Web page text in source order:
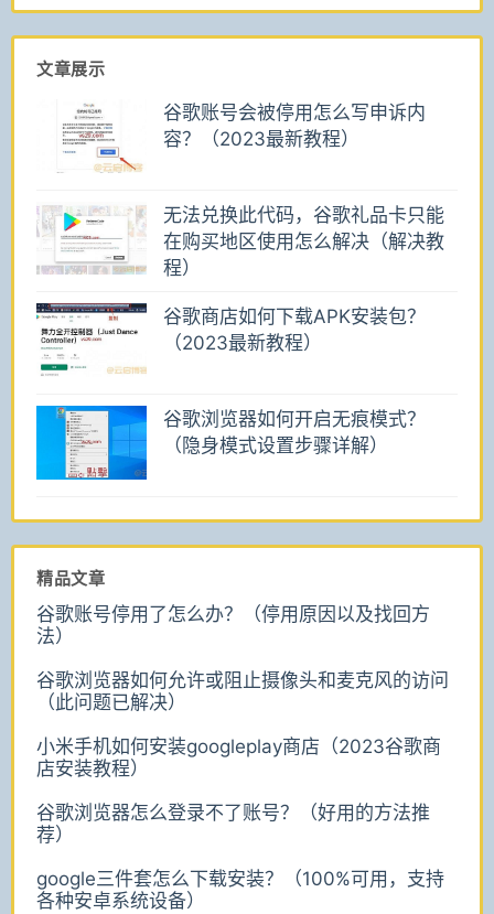
文章展示
谷歌账号会被停用怎么写申诉内
容？（2023最新教程）
无法兑换此代码，谷歌礼品卡只能
在购买地区使用怎么解决（解决教
程）
谷歌商店如何下载APK安装包？
（2023最新教程）
谷歌浏览器如何开启无痕模式？
（隐身模式设置步骤详解）
精品文章
谷歌账号停用了怎么办？（停用原因以及找回方
法）
谷歌浏览器如何允许或阻止摄像头和麦克风的访问
（此问题已解决）
小米手机如何安装googleplay商店（2023谷歌商
店安装教程）
谷歌浏览器怎么登录不了账号？（好用的方法推
荐）
google三件套怎么下载安装？（100%可用，支持
各种安卓系统设备）